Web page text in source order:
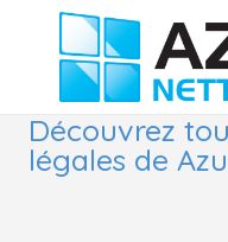
Découvrez
légales de